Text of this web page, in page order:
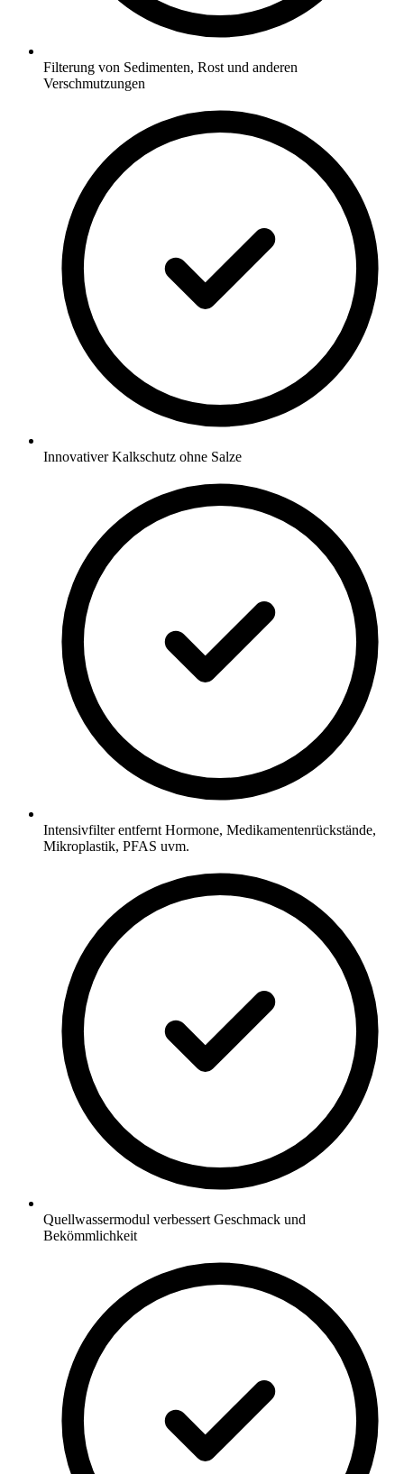
Filterung von Sedimenten, Rost und anderen
Verschmutzungen
Innovativer Kalkschutz ohne Salze
Intensivfilter entfernt Hormone, Medikamentenrückstände,
Mikroplastik, PFAS uvm.
Quellwassermodul verbessert Geschmack und
Bekömmlichkeit